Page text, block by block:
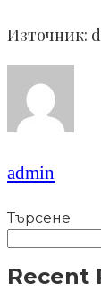
Източник:
admin
Търсене
Recent